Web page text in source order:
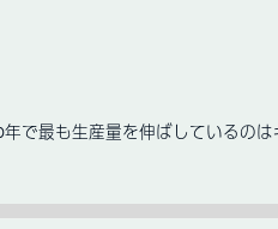
で最も生産量を伸ばしているの